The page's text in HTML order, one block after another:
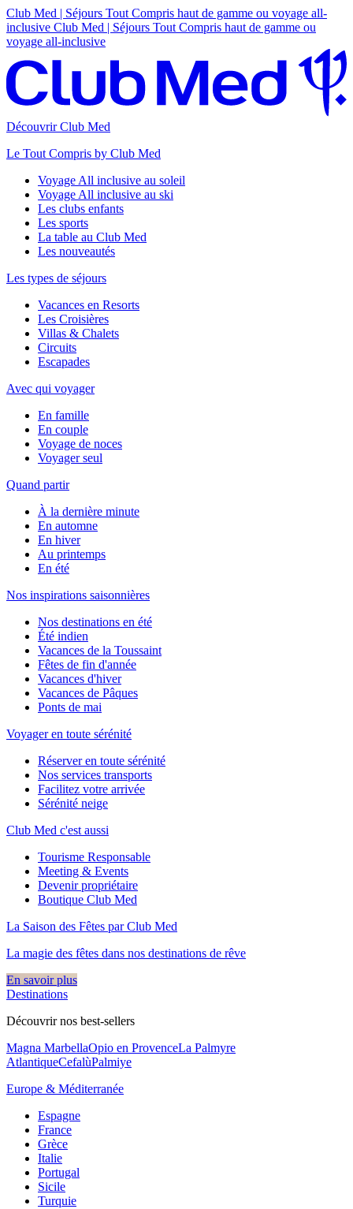
Club Med | Séjours Tout Compris haut de gamme ou voyage all-
inclusive Club Med | Séjours Tout Compris haut de gamme ou
voyage all-inclusive
Découvrir Club Med
Le Tout Compris by Club Med
Voyage All inclusive au soleil
Voyage All inclusive au ski
Les clubs enfants
Les sports
La table au Club Med
Les nouveautés
Les types de séjours
Vacances en Resorts
Les Croisières
Villas & Chalets
Circuits
Escapades
Avec qui voyager
En famille
En couple
Voyage de noces
Voyager seul
Quand partir
À la dernière minute
En automne
En hiver
Au printemps
En été
Nos inspirations saisonnières
Nos destinations en été
Été indien
Vacances de la Toussaint
Fêtes de fin d'année
Vacances d'hiver
Vacances de Pâques
Ponts de mai
Voyager en toute sérénité
Réserver en toute sérénité
Nos services transports
Facilitez votre arrivée
Sérénité neige
Club Med c'est aussi
Tourisme Responsable
Meeting & Events
Devenir propriétaire
Boutique Club Med
La Saison des Fêtes par Club Med
La magie des fêtes dans nos destinations de rêve​
En savoir plus
Destinations
Découvrir nos best-sellers
Magna MarbellaOpio en ProvenceLa Palmyre
AtlantiqueCefalùPalmiye
Europe & Méditerranée
Espagne
France
Grèce
Italie
Portugal
Sicile
Turquie